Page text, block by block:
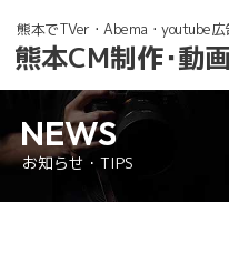
熊本CM制作・動
熊本でTVer・Abema・youtube広
NEWS
お知らせ・TIPS